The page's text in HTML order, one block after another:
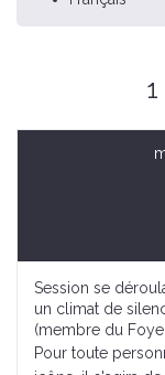
Session se
un climat de
(membre du
Pour toute